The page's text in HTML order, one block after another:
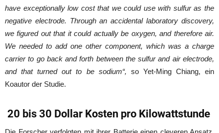
have exceptionally low cost that we could use with sulfur as the
negative electrode. Through an accidental laboratory discovery,
we figured out that it could actually be oxygen, and therefore air.
We needed to add one other component, which was a charge
carrier to go back and forth between the sulfur and air electrode,
and that turned out to be sodium“, so Yet-Ming Chiang, ein
Koautor der Studie.
20 bis 30 Dollar Kosten pro Kilowattstunde